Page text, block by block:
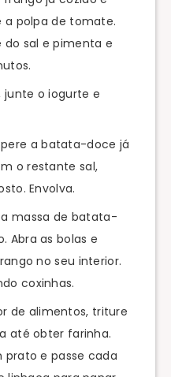
a polpa de tomate.
sal e pimenta e
junte o iogurte e
a batata-doce já
o restante sal,
Envolva.
massa de batata-
Abra as bolas e
no seu interior.
coxinhas.
de alimentos, triture
até obter farinha.
prato e passe cada